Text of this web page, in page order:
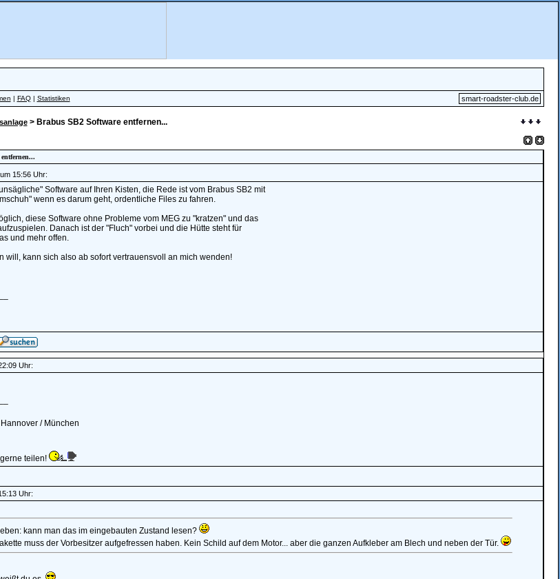
| FAQ| Statistiken smart-roadster-club.de
> Brabus SB2 Software entfernen...
15:56 Uhr:
Software auf Ihren Kisten, die Rede ist vom Brabus SB2 mit
wenn es darum geht, ordentliche Files zu fahren.
diese Software ohne Probleme vom MEG zu "kratzen" und das
Danach ist der "Fluch" vorbei und die Hütte steht für
und mehr offen.
will, kann sich also ab sofort vertrauensvoll an mich wenden!
Uhr:
/ München
teilen!
Uhr:
kann man das im eingebauten Zustand lesen?
muss der Vorbesitzer aufgefressen haben. Kein Schild auf dem Motor... aber die ganzen Aufkleber am Blech und neben der Tür.